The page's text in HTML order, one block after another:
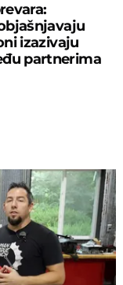
izazivaju
partnerima